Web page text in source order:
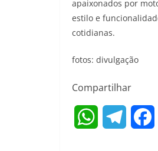
apaixonados por
estilo e
cotidianas.
fotos: divulgação
Compartilhar
W